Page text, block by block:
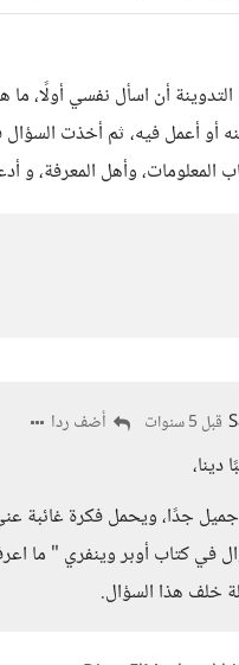
أن اسأل نفسي أولًا،
أو أعمل فيه، ثم أخذت
المعلومات، وأهل المعرفة، و
قبل 5 سنوات أضف ردا
دينا،
جدًا، ويحمل فكرة غائبة
في كتاب أوبر وينفري " ما
خلف هذا السؤال.